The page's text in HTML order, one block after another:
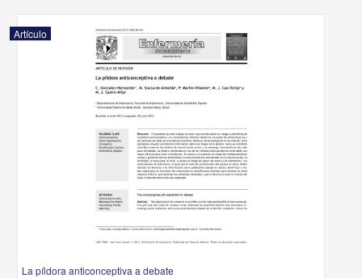
Artículo
La píldora anticonceptiva a debate